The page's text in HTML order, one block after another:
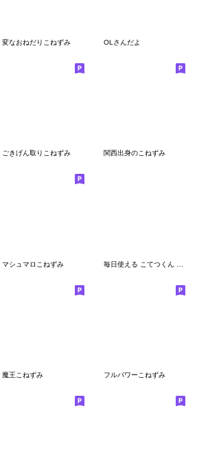
変なおねだりこねずみ OLさんだよ
ごきげん取りこねずみ 関西出身のこねずみ
マシュマロこねずみ
魔王こねずみ フルパワーこねずみ